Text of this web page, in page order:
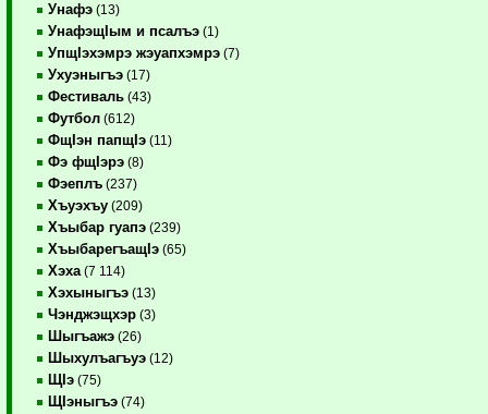
Унафэ (13)
УнафэщIым и псалъэ (1)
УпщIэхэмрэ жэуапхэмрэ (7)
Ухуэныгъэ (17)
Фестиваль (43)
Футбол (612)
ФщIэн папщIэ (11)
Фэ фщIэрэ (8)
Фэеплъ (237)
Хъуэхъу (209)
Хъыбар гуапэ (239)
ХъыбарегъащIэ (65)
Хэха (7 114)
Хэхыныгъэ (13)
Чэнджэщхэр (3)
Шыгъажэ (26)
Шыхулъагъуэ (12)
ЩIэ (75)
ЩIэныгъэ (74)